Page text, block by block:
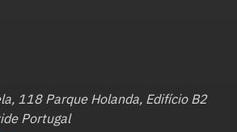
118 Parque Holanda, Edifício B2
Portugal